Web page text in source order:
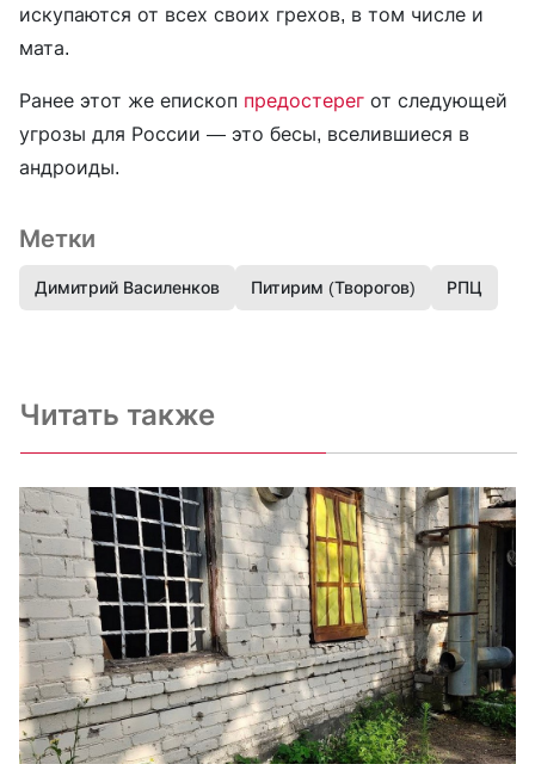
искупаются от всех своих грехов, в том числе и
мата.
Ранее этот же епископ предостерег от следующей
угрозы для России — это бесы, вселившиеся в
андроиды.
Метки
Димитрий Василенков Питирим (Творогов) РПЦ
Читать также